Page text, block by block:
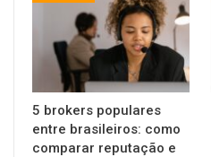
5 brokers populares
entre brasileiros: como
comparar reputação e